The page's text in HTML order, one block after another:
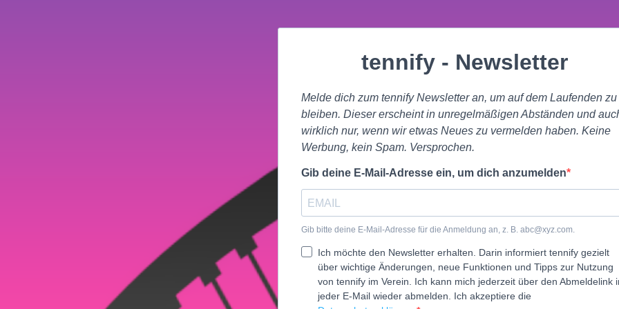
tennify - Newsletter
Melde dich zum tennify Newsletter an, um auf dem Laufenden zu
bleiben. Dieser erscheint in unregelmäßigen Abständen und
wirklich nur, wenn wir etwas Neues zu vermelden haben. Keine
Werbung, kein Spam. Versprochen.
Gib deine E-Mail-Adresse ein, um dich anzumelden
Gib bitte deine E-Mail-Adresse für die Anmeldung an, z. B. abc@xyz.com.
Ich möchte den Newsletter erhalten. Darin informiert tennify gezielt
über wichtige Änderungen, neue Funktionen und Tipps zur Nutzung
von tennify im Verein. Ich kann mich jederzeit über den Abmeldelink
jeder E-Mail wieder abmelden. Ich akzeptiere die